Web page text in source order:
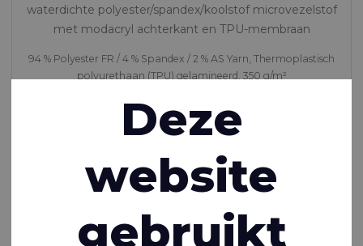
waterdichte polyester/spandex/koolstof microvezelstof
met modacryl achterkant en TPU-membraan
94 % Polyester FR / 4 % Spandex / 2 % AS Yarn, Thermoplastisch
polyurethaan (TPU) gelamineerd, 350 g/m²
Deze
website
gebruikt